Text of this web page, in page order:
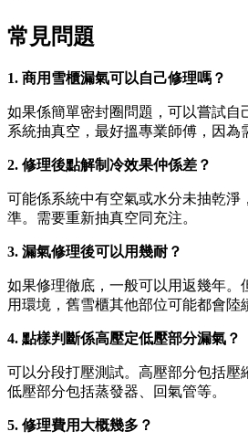
常見問題
1. 商用雪櫃漏氣可以自己修理嗎？
如果係簡單密封圈問題，可以嘗試自
系統抽真空，最好搵專業師傅，因為
2. 修理後點解制冷效果仲係差？
可能係系統中有空氣或水分未抽乾淨
準。需要重新抽真空同充注。
3. 漏氣修理後可以用幾耐？
如果修理徹底，一般可以用返幾年。
用環境，舊雪櫃其他部位可能都會陸
4. 點樣判斷係高壓定低壓部分漏氣？
可以分段打壓測試。高壓部分包括壓
低壓部分包括蒸發器、回氣管等。
5. 修理費用大概幾多？